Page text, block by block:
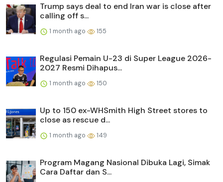
Trump says deal to end Iran war is close after
calling off s...
1 month ago 155
Regulasi Pemain U-23 di Super League 2026-
2027 Resmi Dihapus...
1 month ago 150
Up to 150 ex-WHSmith High Street stores to
close as rescue d...
1 month ago 149
Program Magang Nasional Dibuka Lagi, Simak
Cara Daftar dan S...